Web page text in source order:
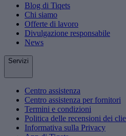
Blog di Tiqets
Chi siamo
Offerte di lavoro
Divulgazione responsabile
News
Servizi
Centro assistenza
Centro assistenza per fornitori
Termini e condizioni
Politica delle recensioni dei
Informativa sulla Privacy